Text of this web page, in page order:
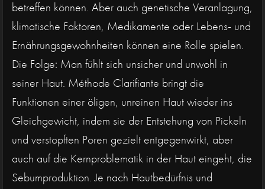
betreffen können. Aber auch genetische Veranlagung,
klimatische Faktoren, Medikamente oder Lebens- und
Ernährungsgewohnheiten können eine Rolle spielen.
Die Folge: Man fühlt sich unsicher und unwohl in
seiner Haut. Méthode Clarifiante bringt die
Funktionen einer öligen, unreinen Haut wieder ins
Gleichgewicht, indem sie der Entstehung von Pickeln
und verstopften Poren gezielt entgegenwirkt, aber
auch auf die Kernproblematik in der Haut eingeht, die
Sebumproduktion. Je nach Hautbedürfnis und